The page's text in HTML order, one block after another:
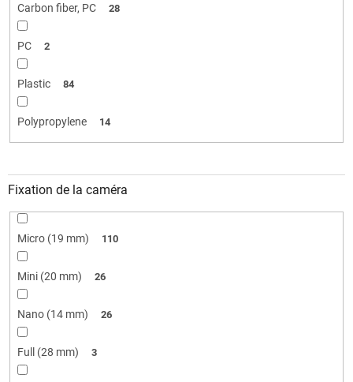
Carbon fiber, PC 28
PC 2
Plastic 84
Polypropylene 14
Fixation de la caméra
Micro (19 mm) 110
Mini (20 mm) 26
Nano (14 mm) 26
Full (28 mm) 3